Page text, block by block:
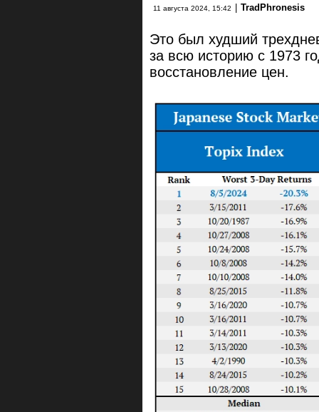
11 августа 2024, 15:42 TradPhronesis
Это был худший
за всю историю с 1973
восстановление цен.